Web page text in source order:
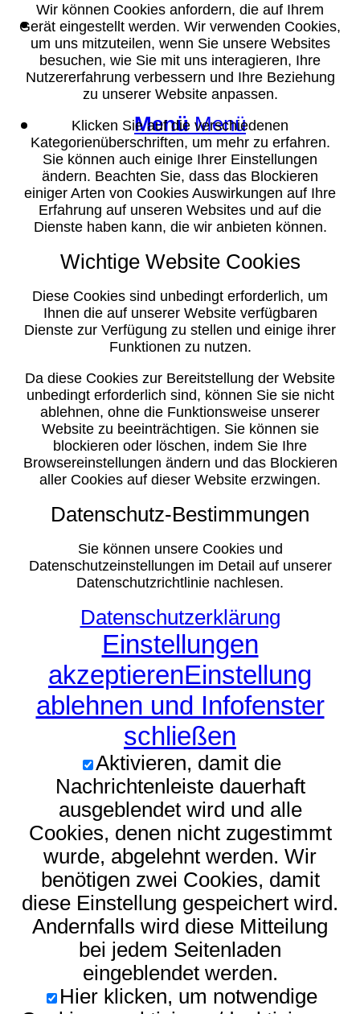
Suche
Menü Menü
Wir können Cookies anfordern, die auf Ihrem
Gerät eingestellt werden. Wir verwenden Cookies,
um uns mitzuteilen, wenn Sie unsere Websites
besuchen, wie Sie mit uns interagieren, Ihre
Nutzererfahrung verbessern und Ihre Beziehung
zu unserer Website anpassen.
Klicken Sie auf die verschiedenen
Kategorienüberschriften, um mehr zu erfahren.
Sie können auch einige Ihrer Einstellungen
ändern. Beachten Sie, dass das Blockieren
einiger Arten von Cookies Auswirkungen auf Ihre
Erfahrung auf unseren Websites und auf die
Dienste haben kann, die wir anbieten können.
Wichtige Website Cookies
Diese Cookies sind unbedingt erforderlich, um
Ihnen die auf unserer Website verfügbaren
Dienste zur Verfügung zu stellen und einige ihrer
Funktionen zu nutzen.
Da diese Cookies zur Bereitstellung der Website
unbedingt erforderlich sind, können Sie sie nicht
ablehnen, ohne die Funktionsweise unserer
Website zu beeinträchtigen. Sie können sie
blockieren oder löschen, indem Sie Ihre
Browsereinstellungen ändern und das Blockieren
aller Cookies auf dieser Website erzwingen.
Datenschutz-Bestimmungen
Sie können unsere Cookies und
Datenschutzeinstellungen im Detail auf unserer
Datenschutzrichtlinie nachlesen.
Datenschutzerklärung
Einstellungen
akzeptierenEinstellung
ablehnen und Infofenster
schließen
Aktivieren, damit die
Nachrichtenleiste dauerhaft
ausgeblendet wird und alle
Cookies, denen nicht zugestimmt
wurde, abgelehnt werden. Wir
benötigen zwei Cookies, damit
diese Einstellung gespeichert wird.
Andernfalls wird diese Mitteilung
bei jedem Seitenladen
eingeblendet werden.
Hier klicken, um notwendige